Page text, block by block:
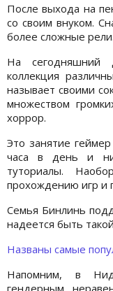
После выхода на
со своим внуком.
более сложные
На сегодняшний
коллекция
называет своими
множеством
хоррор.
Это занятие
часа в день и
туториалы.
прохождению игр и
Семья Бинлинь
надеется быть
Названы самые
Напомним, в
гендерным